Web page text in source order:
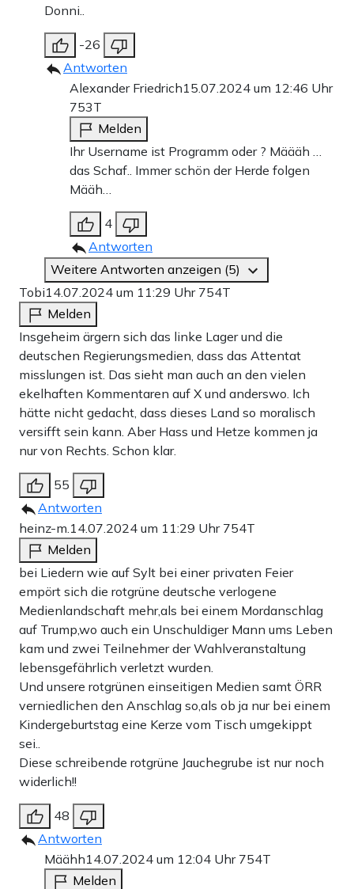
Donni..
-26
Antworten
Alexander Friedrich15.07.2024 um 12:46 Uhr
753T
Melden
Ihr Username ist Programm oder ? Määäh …
das Schaf.. Immer schön der Herde folgen
Määh…
4
Antworten
Weitere Antworten anzeigen (5)
Tobi14.07.2024 um 11:29 Uhr 754T
Melden
Insgeheim ärgern sich das linke Lager und die
deutschen Regierungsmedien, dass das Attentat
misslungen ist. Das sieht man auch an den vielen
ekelhaften Kommentaren auf X und anderswo. Ich
hätte nicht gedacht, dass dieses Land so moralisch
versifft sein kann. Aber Hass und Hetze kommen ja
nur von Rechts. Schon klar.
55
Antworten
heinz-m.14.07.2024 um 11:29 Uhr 754T
Melden
bei Liedern wie auf Sylt bei einer privaten Feier
empört sich die rotgrüne deutsche verlogene
Medienlandschaft mehr,als bei einem Mordanschlag
auf Trump,wo auch ein Unschuldiger Mann ums Leben
kam und zwei Teilnehmer der Wahlveranstaltung
lebensgefährlich verletzt wurden.
Und unsere rotgrünen einseitigen Medien samt ÖRR
verniedlichen den Anschlag so,als ob ja nur bei einem
Kindergeburtstag eine Kerze vom Tisch umgekippt
sei..
Diese schreibende rotgrüne Jauchegrube ist nur noch
widerlich!!
48
Antworten
Määhh14.07.2024 um 12:04 Uhr 754T
Melden